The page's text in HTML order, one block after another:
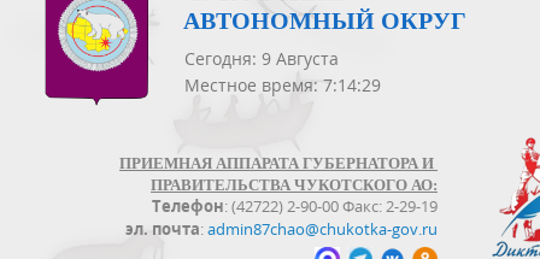
АВТОНОМНЫЙ ОКРУГ
Сегодня: 9 Августа
Местное время: 7:14:30
ПРИЕМНАЯ АППАРАТА ГУБЕРНАТОРА И
ПРАВИТЕЛЬСТВА ЧУКОТСКОГО АО:
Телефон: (42722) 2-90-00 Факс: 2-29-19
эл. почта:admin87chao@chukotka-gov.ru